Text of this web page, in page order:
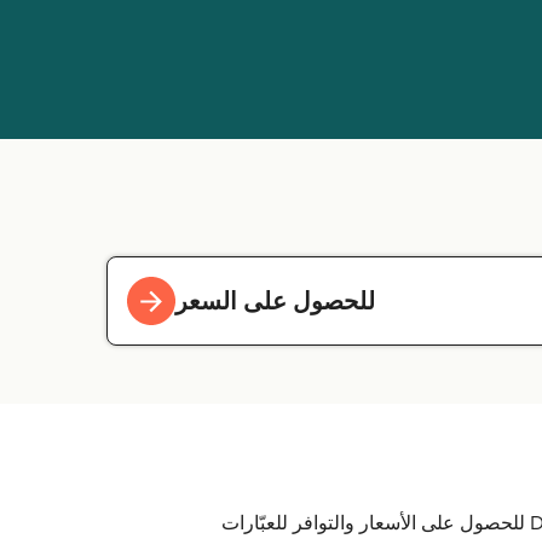
للحصول على السعر
Norled يشغّل العبّارة من Rysjedalsvika إلى Krakhella. الجداول تختلف حسب الموسم، استخدم Direct Ferries Deal Finder للحصول على الأسعار والتوافر للعبّارات